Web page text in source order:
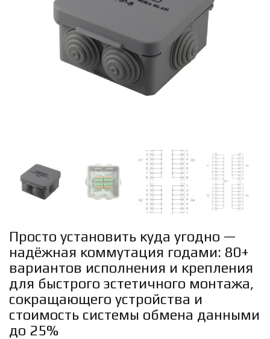
Просто установить куда угодно —
надёжная коммутация годами: 80+
вариантов исполнения и крепления
для быстрого эстетичного монтажа,
сокращающего устройства и
стоимость системы обмена данными
до 25%